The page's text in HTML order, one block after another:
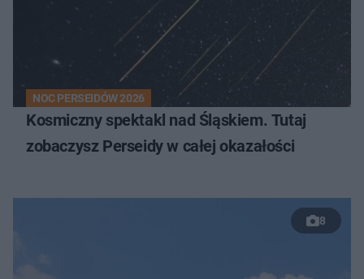
NOC PERSEIDÓW 2026
Kosmiczny spektakl nad Śląskiem. Tutaj
zobaczysz Perseidy w całej okazałości
8